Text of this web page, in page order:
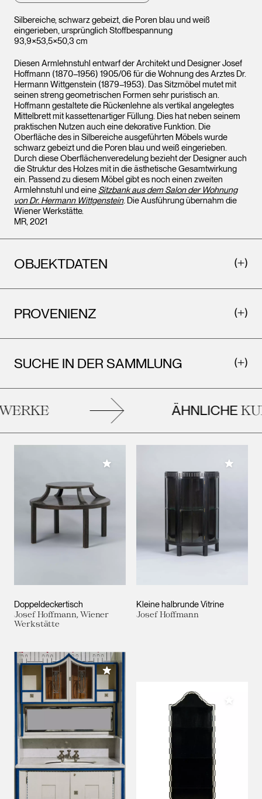
Silbereiche, schwarz gebeizt, die Poren blau und weiß
eingerieben, ursprünglich Stoffbespannung
93,9×53,5×50,3 cm
Diesen Armlehnstuhl entwarf der Architekt und Designer Josef
Hoffmann (1870–1956) 1905/06 für die Wohnung des Arztes Dr.
Hermann Wittgenstein (1879–1953). Das Sitzmöbel mutet mit
seinen streng geometrischen Formen sehr puristisch an.
Hoffmann gestaltete die Rückenlehne als vertikal angelegtes
Mittelbrett mit kassettenartiger Füllung. Dies hat neben seinem
praktischen Nutzen auch eine dekorative Funktion. Die
Oberfläche des in Silbereiche ausgeführten Möbels wurde
schwarz gebeizt und die Poren blau und weiß eingerieben.
Durch diese Oberflächenveredelung bezieht der Designer auch
die Struktur des Holzes mit in die ästhetische Gesamtwirkung
ein. Passend zu diesem Möbel gibt es noch einen zweiten
Armlehnstuhl und eine Sitzbank aus dem Salon der Wohnung
von Dr. Hermann Wittgenstein. Die Ausführung übernahm die
Wiener Werkstätte.
MR, 2021
OBJEKTDATEN
PROVENIENZ
SUCHE IN DER SAMMLUNG
ÄHNLICHE
Doppeldeckertisch
Josef Hoffmann, Wiener
Werkstätte
Meiner Sammlung hinzufügen
Kleine halbrunde Vitrine
Josef Hoffmann
Meiner
Meiner Sammlung hinzufügen
Meiner